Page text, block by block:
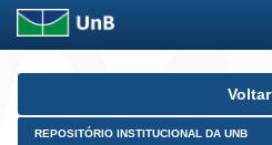
Skip
Voltar
REPOSITÓRIO INSTITUCIONAL DA UNB